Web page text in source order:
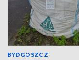
BYDGOSZCZ